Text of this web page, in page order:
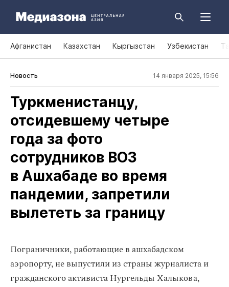
Афганистан Казахстан Кыргызстан Узбекистан
Новость 14 января 2025, 15:56
Туркменистанцу,
отсидевшему четыре
года за фото
сотрудников ВОЗ
в Ашхабаде во время
пандемии, запретили
вылететь за границу
Пограничники, работающие в ашхабадском
аэропорту, не выпустили из страны журналиста и
гражданского активиста Нургельды Халыкова,